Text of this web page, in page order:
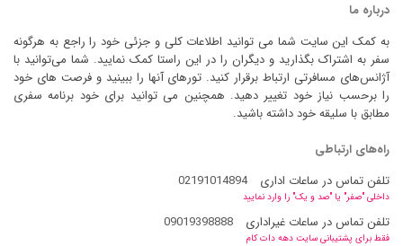
درباره ما
به کمک این سایت شما می توانید اطلاعات کلی و جزئی خود را راجع به هرگونه
سفر به اشتراک بگذارید و دیگران را در این راستا کمک نمایید. شما می‌توانید با
آژانس‌های مسافرتی ارتباط برقرار کنید. تورهای آنها را ببینید و فرصت های خود
را برحسب نیاز خود تغییر دهید. همچنین می توانید برای خود برنامه سفری
مطابق با سلیقه خود داشته باشید.
راه‌های ارتباطی
تلفن تماس در ساعات اداری
02191014894
داخلی "صفر" یا "صد و یک" را وارد نمایید
تلفن تماس در ساعات غیراداری 09019398888
فقط برای پشتیبانی سایت دهه دات کام